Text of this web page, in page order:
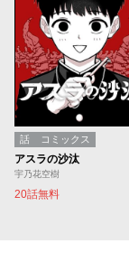
話 コミックス
アスラの沙汰
宇乃花空樹
20話無料